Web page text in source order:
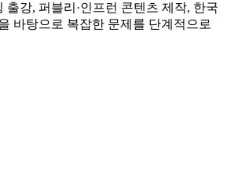
강, 퍼블리·인프런 콘텐츠 제작, 한국
바탕으로 복잡한 문제를 단계적으로